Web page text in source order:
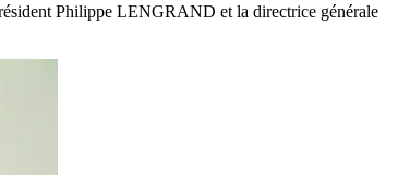
Philippe LENGRAND et la directrice générale